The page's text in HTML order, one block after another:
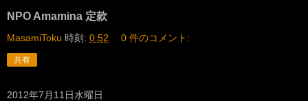
NPO Amamina 定款
MasamiToku 時刻: 0:52 0 件のコメント:
共有
2012年7月11日水曜日